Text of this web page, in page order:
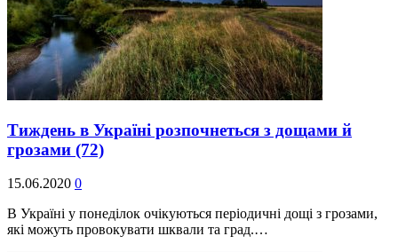
Тиждень в Україні розпочнеться з дощами й
грозами (72)
15.06.2020 0
В Україні у понеділок очікуються періодичні дощі з грозами,
які можуть провокувати шквали та град.…